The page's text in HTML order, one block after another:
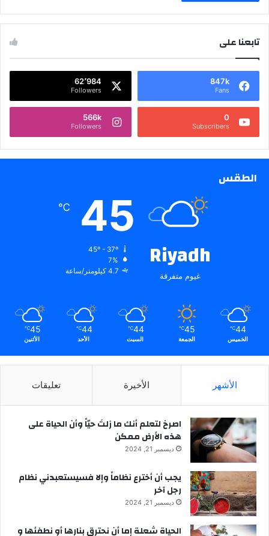
تابعنا على
847k
Fans
62٬984
Followers
0
Subscribers
566k
Followers
الطقس
Riyadh
غيوم متفرقة
45
℃
7%
4.7 كيلومتر/ساعة
44
℃
الخميس
45
℃
الجمعة
44
℃
السبت
44
℃
الأحد
45
℃
الأثنين
الأشهر الأخيرة تعليقات
‫اصرخ لتعلم أنك ما زلتَ حيّاً وأن الحياة على
هذه الأرض ممكن
ديسمبر 21, 2024
يجب أن أخترع نظاماً وإلا فسيستعبدني نظام
رجل آخر
ديسمبر 21, 2024
الحياة شعلة إما أن نحترق بنارها أو نطفئها و